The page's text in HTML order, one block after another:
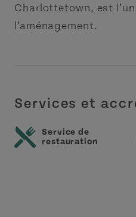
Charlottetown, est
l’aménagement.
Services et
Service de
restauration